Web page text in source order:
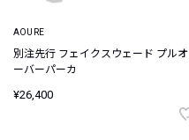
AOURE
別注先行 フェイクスウェード プルオ
ーバーパーカ
¥26,400